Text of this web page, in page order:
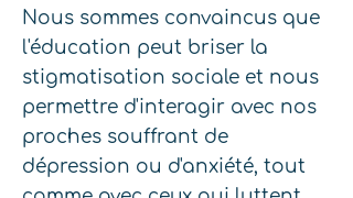
Nous sommes convaincus que
l'éducation peut briser la
stigmatisation sociale et nous
permettre d'interagir avec nos
proches souffrant de
dépression ou d'anxiété, tout